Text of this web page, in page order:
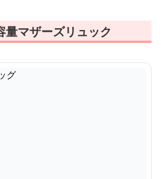
量マザーズリュック